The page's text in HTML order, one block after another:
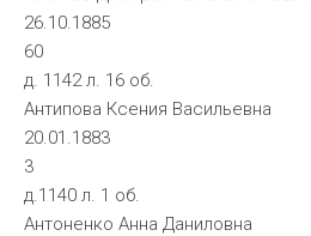
26.10.1885
60
д. 1142 л. 16 об.
Антипова Ксения Васильевна
20.01.1883
3
д.1140 л. 1 об.
Антоненко Анна Даниловна